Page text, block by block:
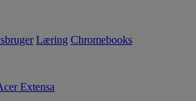
Læring Chromebooks
Extensa